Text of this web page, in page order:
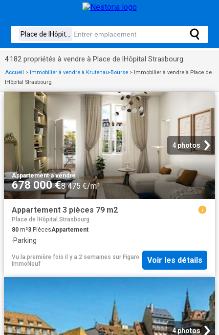
4 182 propriétés à vendre à Place de lHôpital Strasbourg
Accueil > Immobilier à vendre à Krutenau-Bourse > Immobilier à vendre à Place de
lHôpital Strasbourg
4 photos
Appartement·à vendre
678 000 €8 475 €/m²
Appartement 3 pièces 79 m2
Place de lHôpital Strasbourg
80 m²3 PiècesAppartement
·Parking
Vu la première fois il y a 2 semaines sur Figaro
ImmoNeuf
Voir les détails
4 photos